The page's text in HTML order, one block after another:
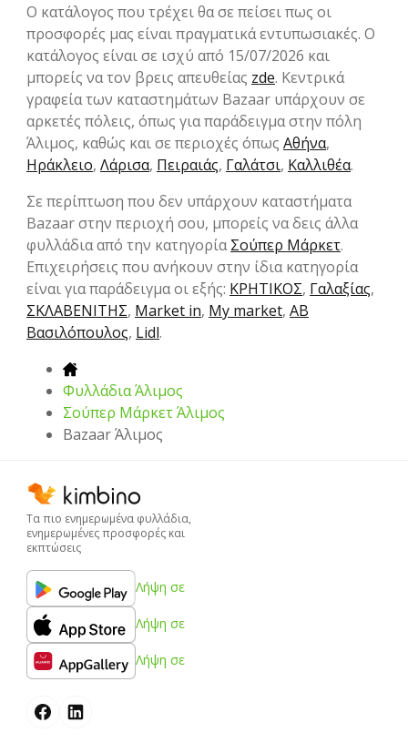
Ο κατάλογος που τρέχει θα σε πείσει πως οι
προσφορές μας είναι πραγματικά εντυπωσιακές. Ο
κατάλογος είναι σε ισχύ από 15/07/2026 και
μπορείς να τον βρεις απευθείας zde. Κεντρικά
γραφεία των καταστημάτων Bazaar υπάρχουν σε
αρκετές πόλεις, όπως για παράδειγμα στην πόλη
Άλιμος, καθώς και σε περιοχές όπως Αθήνα,
Ηράκλειο, Λάρισα, Πειραιάς, Γαλάτσι, Καλλιθέα.
Σε περίπτωση που δεν υπάρχουν καταστήματα
Bazaar στην περιοχή σου, μπορείς να δεις άλλα
φυλλάδια από την κατηγορίαΣούπερ Μάρκετ.
Επιχειρήσεις που ανήκουν στην ίδια κατηγορία
είναι για παράδειγμα οι εξής: ΚΡΗΤΙΚΟΣ, Γαλαξίας,
ΣΚΛΑΒΕΝΙΤΗΣ, Market in, My market, ΑΒ
Βασιλόπουλος, Lidl.
Φυλλάδια Άλιμος
Σούπερ Μάρκετ Άλιμος
Bazaar Άλιμος
Τα πιο ενημερωμένα φυλλάδια,
ενημερωμένες προσφορές και
εκπτώσεις
Λήψη σε
Λήψη σε
Λήψη σε